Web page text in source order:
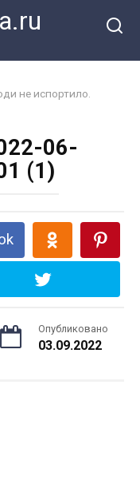
не испортило.
06-
(1)
Опубликовано
03.09.2022